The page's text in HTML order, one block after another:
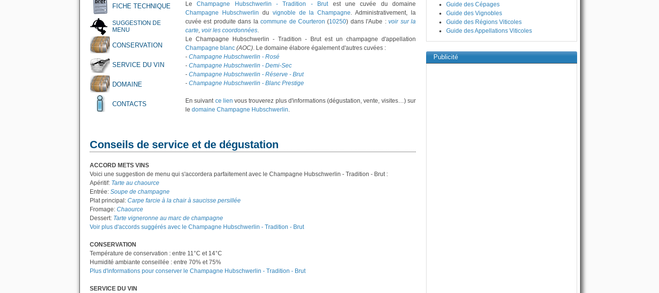
FICHE TECHNIQUE
SUGGESTION DE
MENU
CONSERVATION
SERVICE DU VIN
DOMAINE
CONTACTS
LeChampagne Hubschwerlin - Tradition - Brutest une cuvée du domaine
Champagne Hubschwerlin du vignoble de la Champagne. Administrativement, la
cuvée est produite dans lacommune de Courteron (10250) dans l'Aube :voir sur la
carte, voir les coordonnées.
Le Champagne Hubschwerlin - Tradition - Brut est un champagne d'appellation
Champagne blanc (AOC). Le domaine élabore également d'autres cuvées :
- Champagne Hubschwerlin - Rosé
- Champagne Hubschwerlin - Demi-Sec
- Champagne Hubschwerlin - Réserve - Brut
- Champagne Hubschwerlin - Blanc Prestige
En suivant ce lien vous trouverez plus d'informations (dégustation, vente, visites…) sur
le domaine Champagne Hubschwerlin.
Conseils de service et de dégustation
ACCORD METS VINS
Voici une suggestion de menu qui s'accordera parfaitement avec le Champagne Hubschwerlin - Tradition - Brut :
Apéritif: Tarte au chaource
Entrée: Soupe de champagne
Plat principal: Carpe farcie à la chair à saucisse persillée
Fromage: Chaource
Dessert: Tarte vigneronne au marc de champagne
Voir plus d'accords suggérés avec le Champagne Hubschwerlin - Tradition - Brut
CONSERVATION
Température de conservation : entre 11°C et 14°C
Humidité ambiante conseillée : entre 70% et 75%
Plus d'informations pour conserver le Champagne Hubschwerlin - Tradition - Brut
SERVICE DU VIN
Guide des Cépages
Guide des Vignobles
Guide des Régions Viticoles
Guide des Appellations Viticoles
Publicité